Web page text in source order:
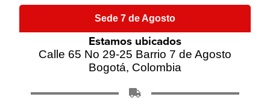
Sede 7 de Agosto
Estamos ubicados
Calle 65 No 29-25 Barrio 7 de Agosto
Bogotá, Colombia